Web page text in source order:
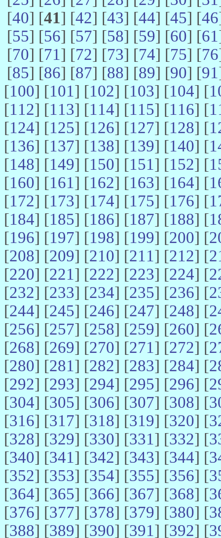
[40] [41] [42] [43] [44] [45] [46
[55] [56] [57] [58] [59] [60] [61
[70] [71] [72] [73] [74] [75] [76
[85] [86] [87] [88] [89] [90] [91
[100] [101] [102] [103] [104] [
[112] [113] [114] [115] [116] [
[124] [125] [126] [127] [128] [
[136] [137] [138] [139] [140] [
[148] [149] [150] [151] [152] [
[160] [161] [162] [163] [164] [
[172] [173] [174] [175] [176] [
[184] [185] [186] [187] [188] [
[196] [197] [198] [199] [200] [
[208] [209] [210] [211] [212] [
[220] [221] [222] [223] [224] [
[232] [233] [234] [235] [236] [
[244] [245] [246] [247] [248] [
[256] [257] [258] [259] [260] [
[268] [269] [270] [271] [272] [
[280] [281] [282] [283] [284] [
[292] [293] [294] [295] [296] [
[304] [305] [306] [307] [308] [
[316] [317] [318] [319] [320] [
[328] [329] [330] [331] [332] [
[340] [341] [342] [343] [344] [
[352] [353] [354] [355] [356] [
[364] [365] [366] [367] [368] [
[376] [377] [378] [379] [380] [
[388] [389] [390] [391] [392] [